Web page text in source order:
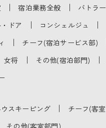
｜ 宿泊業務全般 ｜ バトラー
ドア ｜ コンシェルジュ ｜
｜ チーフ(宿泊サービス部)
女将 ｜ その他(宿泊部門) ｜
スキーピング ｜ チーフ(客
その他(客室部門)